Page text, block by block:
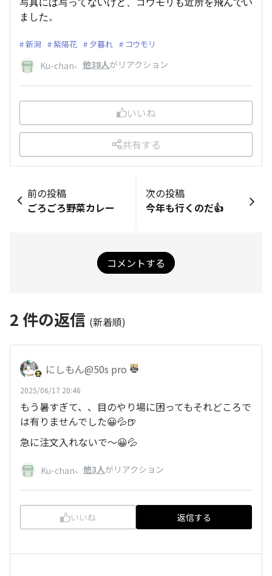
ました。
新潟 紫陽花 夕暮れ コウモリ
Ku-chan、 他38人がリアクション
いいね
共有する
前の投稿
ごろごろ野菜カレー
次の投稿
今年も行くのだ👍️
コメントする
2 件の返信 (新着順)
にしもん@50s pro
2025/06/17 20:46
もう暑すぎて、、目のやり場に困ってもそれどころで
は有りませんでした😀💦🍺
急に注文入れないで〜😀💦
Ku-chan、 他3人がリアクション
いいね 返信する